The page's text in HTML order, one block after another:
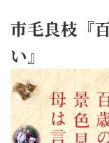
市毛良枝『
い』